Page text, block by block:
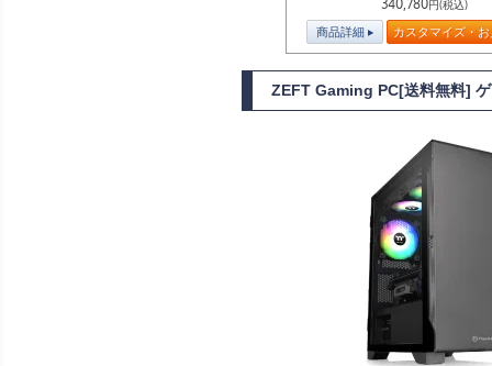
340,780円(税込)
商品詳細 カスタマイズ・
ZEFT Gaming PC[送料無料]